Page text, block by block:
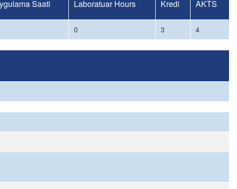
Saati Laboratuar Hours Kredi AKTS
0 3 4